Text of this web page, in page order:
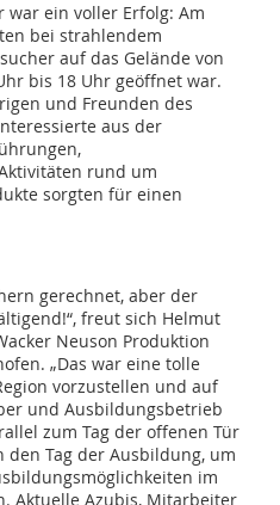
war ein voller Erfolg: Am
bei strahlendem
auf das Gelände von
bis 18 Uhr geöffnet war.
und Freunden des
aus der
rund um
sorgten für einen
gerechnet, aber der
freut sich Helmut
Neuson Produktion
„Das war eine tolle
vorzustellen und auf
und Ausbildungsbetrieb
zum Tag der offenen Tür
den Tag der Ausbildung, um
im
Aktuelle Azubis, Mitarbeiter